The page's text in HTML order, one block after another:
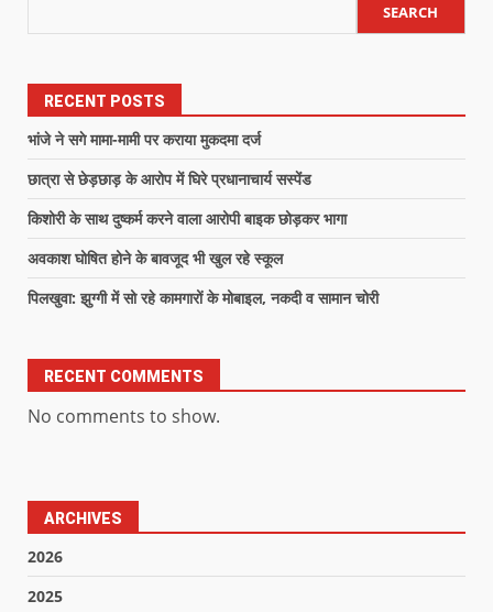
SEARCH
RECENT POSTS
भांजे ने सगे मामा-मामी पर कराया मुकदमा दर्ज
छात्रा से छेड़छाड़ के आरोप में घिरे प्रधानाचार्य सस्पेंड
किशोरी के साथ दुष्कर्म करने वाला आरोपी बाइक छोड़कर भागा
अवकाश घोषित होने के बावजूद भी खुल रहे स्कूल
पिलखुवा: झुग्गी में सो रहे कामगारों के मोबाइल, नकदी व सामान चोरी
RECENT COMMENTS
No comments to show.
ARCHIVES
2026
2025